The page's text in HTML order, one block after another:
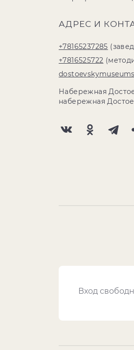
АДРЕС И
+78165237285
+7816525722
Набережная
набережная
Вход